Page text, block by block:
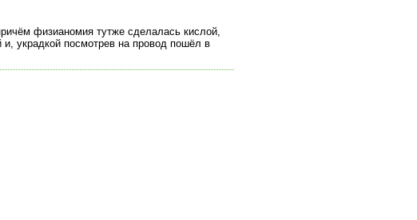
физианомия тутже сделалась кислой,
и, украдкой посмотрев на провод пошёл в